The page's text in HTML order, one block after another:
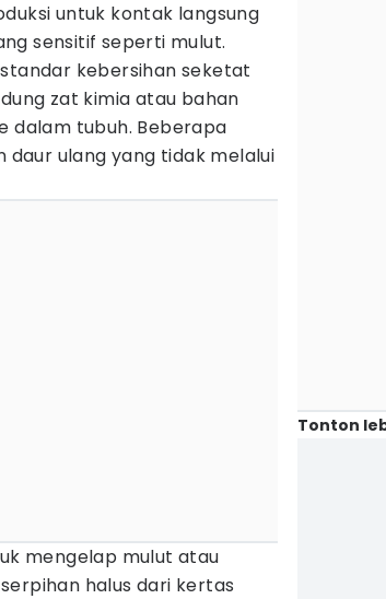
untuk kontak langsung
sensitif seperti mulut.
kebersihan seketat
zat kimia atau bahan
dalam tubuh. Beberapa
daur ulang yang tidak melalui
mengelap mulut atau
halus dari kertas
Tonton